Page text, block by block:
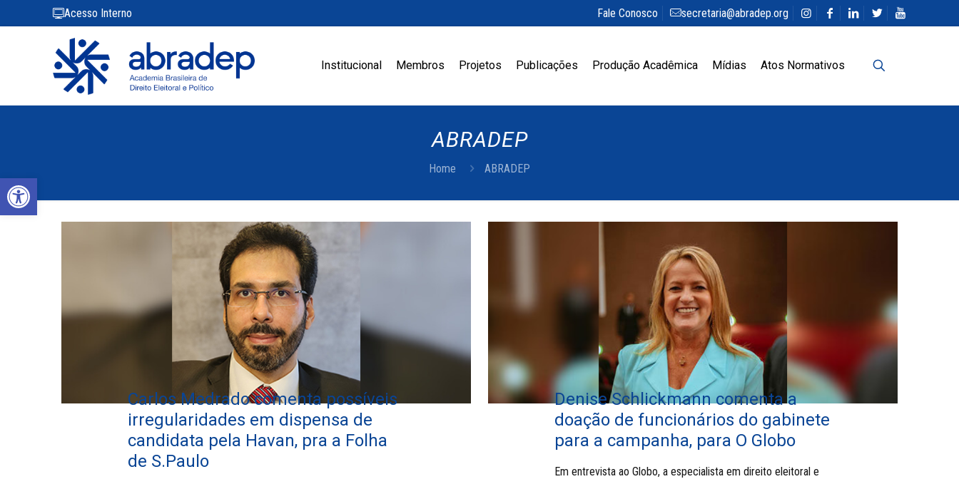
Abrir a barra de ferramentas
Acesso Interno Fale Conosco secretaria@abradep.org
Institucional Membros Projetos Publicações Produção Acadêmica Mídias Atos Normativos
ABRADEP
Home ABRADEP
Carlos Medrado comenta possíveis
irregularidades em dispensa de
candidata pela Havan, pra a Folha
de S.Paulo
Denise Schlickmann comenta a
doação de funcionários do gabinete
para a campanha, para O Globo
Em entrevista ao Globo, a especialista em direito eleitoral e